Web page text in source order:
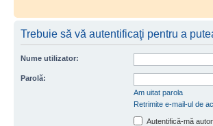
Trebuie să vă autentificaţi pentru a
Nume utilizator:
Parolă:
Am uitat parola
Retrimite e-mail-ul de
Autentifică-mă